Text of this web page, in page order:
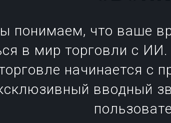
понимаем, что ваше
в мир торговли с
начинается с
вводный